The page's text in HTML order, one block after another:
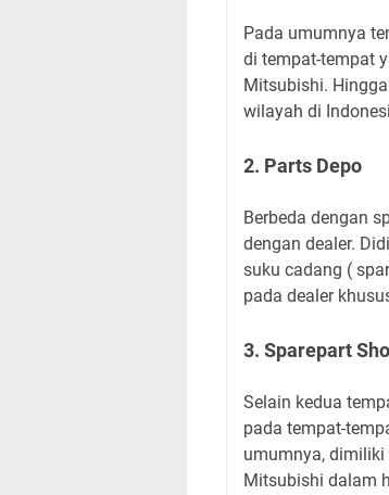
Pada umumnya
di tempat-tempat
Mitsubishi.
wilayah di
2. Parts Depo
Berbeda dengan
dengan dealer.
suku cadang (
pada dealer
3. Sparepart
Selain kedua
pada tempat-
umumnya, dimiliki
Mitsubishi dalam